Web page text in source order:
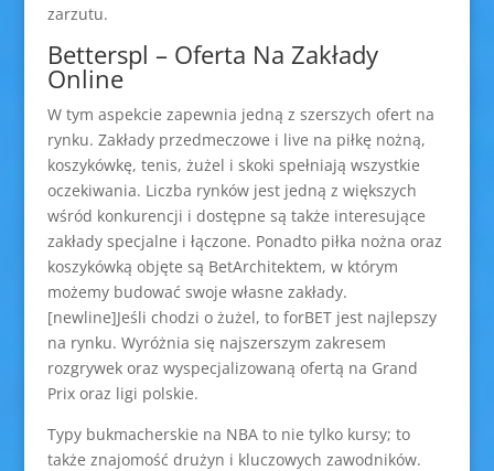
zarzutu.
Betterspl – Oferta Na Zakłady
Online
W tym aspekcie zapewnia jedną z szerszych ofert na
rynku. Zakłady przedmeczowe i live na piłkę nożną,
koszykówkę, tenis, żużel i skoki spełniają wszystkie
oczekiwania. Liczba rynków jest jedną z większych
wśród konkurencji i dostępne są także interesujące
zakłady specjalne i łączone. Ponadto piłka nożna oraz
koszykówką objęte są BetArchitektem, w którym
możemy budować swoje własne zakłady.
[newline]Jeśli chodzi o żużel, to forBET jest najlepszy
na rynku. Wyróżnia się najszerszym zakresem
rozgrywek oraz wyspecjalizowaną ofertą na Grand
Prix oraz ligi polskie.
Typy bukmacherskie na NBA to nie tylko kursy; to
także znajomość drużyn i kluczowych zawodników.